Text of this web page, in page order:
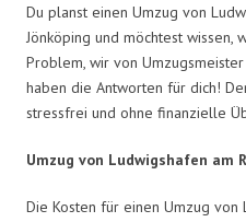
Du planst einen Umzug von
Jönköping und möchtest wissen,
Problem, wir von
haben die Antworten für dich!
stressfrei und ohne finanzielle
Umzug von Ludwigshafen am
Die Kosten für einen Umzug von